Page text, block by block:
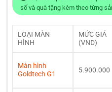
số và quà tặng kèm theo từng
LOẠI MÀN
HÌNH
MỨC GIÁ
(VND)
Màn hình
Goldtech G1
5.900.000